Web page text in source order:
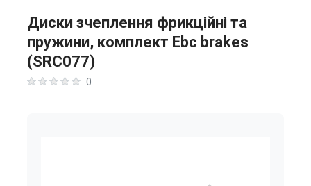
Диски зчеплення фрикційні та
пружини, комплект Ebc brakes
(SRC077)
0